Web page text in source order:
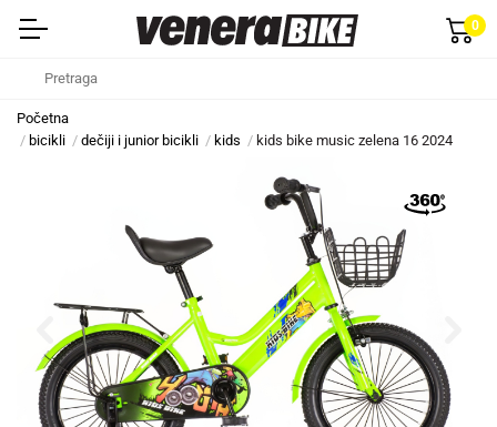
0
Početna
bicikli
dečiji i junior bicikli kids kids bike music zelena 16 2024